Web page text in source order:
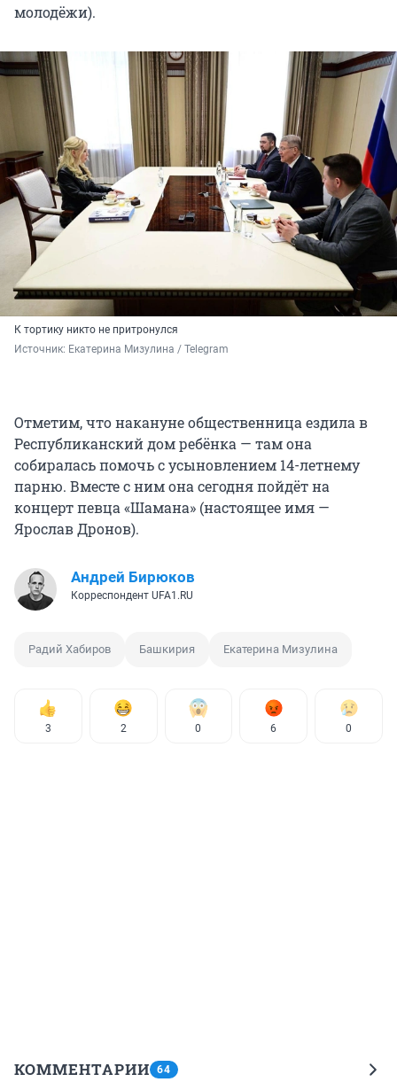
молодёжи).
К тортику никто не притронулся
Источник: Екатерина Мизулина / Telegram
Отметим, что накануне общественница ездила в
Республиканский дом ребёнка — там она
собиралась помочь с усыновлением 14-летнему
парню. Вместе с ним она сегодня пойдёт на
концерт певца «Шамана» (настоящее имя —
Ярослав Дронов).
Андрей Бирюков
Корреспондент UFA1.RU
Радий Хабиров Башкирия Екатерина Мизулина
3 2 0 6 0
КОММЕНТАРИИ 64